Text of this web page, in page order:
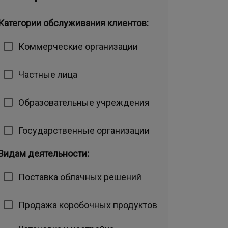
обслуживания клиентов:
Коммерческие организации
Частные лица
Образовательные учреждения
Государственные организации
деятельности:
Поставка облачных решений
Продажа коробочных продуктов